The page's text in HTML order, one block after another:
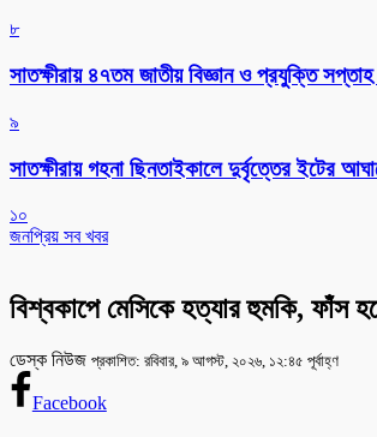
৮
সাতক্ষীরায় ৪৭তম জাতীয় বিজ্ঞান ও প্রযুক্তি
৯
সাতক্ষীরায় গহনা ছিনতাইকালে দুর্বৃত্তের ইটের
১০
জনপ্রিয় সব খবর
বিশ্বকাপে মেসিকে হত্যার হুমকি, ফাঁস
ডেস্ক নিউজ প্রকাশিত: রবিবার, ৯ আগস্ট, ২০২৬, ১২:৪৫ পূর্বাহ্ণ
Facebook